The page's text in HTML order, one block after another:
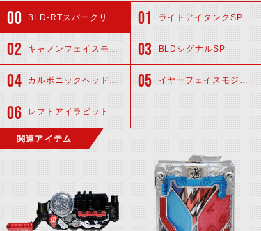
BLD-RTスパークリングヘッド ライトアイタンクSP
キャノンフェイスモジュールSP BLDシグナルSP
カルボニックヘッドアーマー イヤーフェイスモジュールSP
レフトアイラビットSP
関連アイテム